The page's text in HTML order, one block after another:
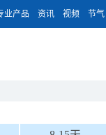
业产品 资讯 视频 节气